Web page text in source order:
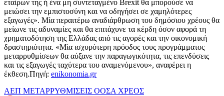
εταίρων της ή ένα μη συντεταγμένο Brexit θα μπορούσε να
μειώσει την εμπιστοσύνη και να οδηγήσει σε χαμηλότερες
εξαγωγές». Μία περαιτέρω αναδιάρθρωση του δημόσιου χρέους θα
μείωνε τις αδυναμίες και θα επιτάχυνε τα κέρδη όσον αφορά τη
χρηματοδότηση της Ελλάδας από τις αγορές και την οικονομική
δραστηριότητα. «Μία ισχυρότερη πρόοδος τους προγράμματος
μεταρρυθμίσεων θα αύξανε την παραγωγικότητα, τις επενδύσεις
και τις εξαγωγές ταχύτερα του αναμενόμενου», αναφέρει η
έκθεση.Πηγή: enikonomia.gr
ΑΕΠ ΜΕΤΑΡΡΥΘΜΙΣΕΙΣ ΟΟΣΑ ΧΡΕΟΣ